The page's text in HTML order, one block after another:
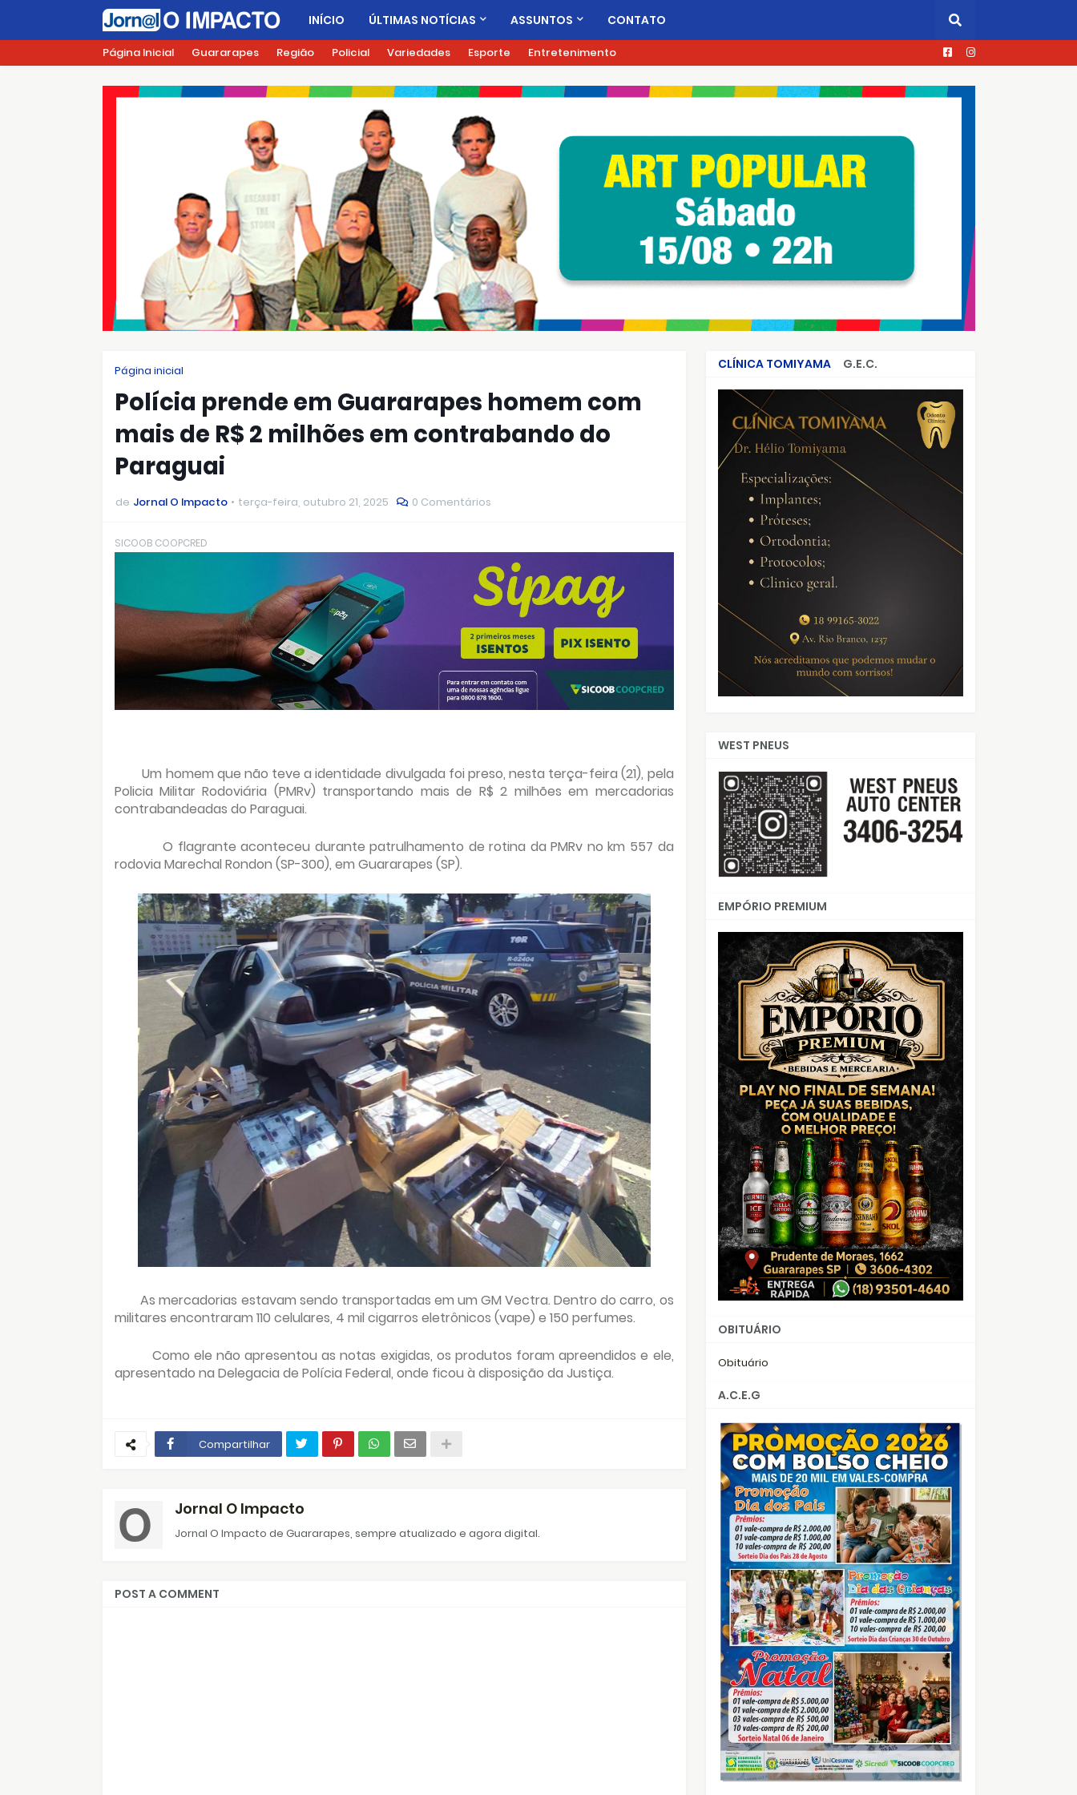
INÍCIO ÚLTIMAS NOTÍCIAS ASSUNTOS CONTATO
Página Inicial Guararapes Região Policial Variedades Esporte Entretenimento
Página inicial
Polícia prende em Guararapes homem com
mais de R$ 2 milhões em contrabando do
Paraguai
de Jornal O Impacto terça-feira, outubro 21, 2025 0 Comentários
SICOOB COOPCRED
Um homem que não teve a identidade divulgada foi preso, nesta terça-feira (21), pela
Policia Militar Rodoviária (PMRv) transportando mais de R$ 2 milhões em mercadorias
contrabandeadas do Paraguai.
O flagrante aconteceu durante patrulhamento de rotina da PMRv no km 557 da
rodovia Marechal Rondon (SP-300), em Guararapes (SP).
As mercadorias estavam sendo transportadas em um GM Vectra. Dentro do carro, os
militares encontraram 110 celulares, 4 mil cigarros eletrônicos (vape) e 150 perfumes.
Como ele não apresentou as notas exigidas, os produtos foram apreendidos e ele,
apresentado na Delegacia de Polícia Federal, onde ficou à disposição da Justiça.
Compartilhar
Jornal O Impacto
Jornal O Impacto de Guararapes, sempre atualizado e agora digital.
POST A COMMENT
CLÍNICA TOMIYAMA
G.E.C.
CRIMES QUE ABALARAM O BRASIL
WEST PNEUS
EMPÓRIO PREMIUM
OBITUÁRIO
Obituário
A.C.E.G